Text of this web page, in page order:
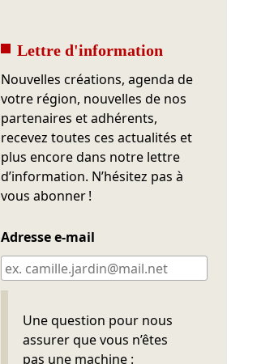
Lettre d'information
Nouvelles créations, agenda de
votre région, nouvelles de nos
partenaires et adhérents,
recevez toutes ces actualités et
plus encore dans notre lettre
d’information. N’hésitez pas à
vous abonner !
Adresse e-mail
Une question pour nous
assurer que vous n’êtes
pas une machine :
Ne pas remplir